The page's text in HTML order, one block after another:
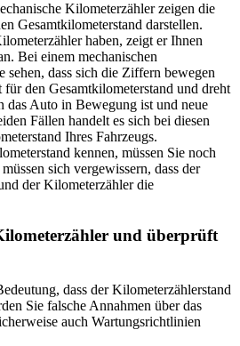
Kilometerzähler zeigen die
Gesamtkilometerstand darstellen.
haben, zeigt er Ihnen
Bei einem mechanischen
sehen, dass sich die Ziffern bewegen
den Gesamtkilometerstand und dreht
das Auto in Bewegung ist und neue
Fällen handelt es sich bei diesen
Ihres Fahrzeugs.
kennen, müssen Sie noch
sich vergewissern, dass der
der Kilometerzähler die
und überprüft
dass der Kilometerzählerstand
Sie falsche Annahmen über das
auch Wartungsrichtlinien